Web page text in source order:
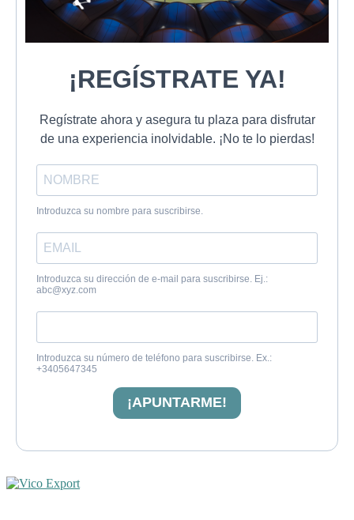
¡REGÍSTRATE YA!
Regístrate ahora y asegura tu plaza para disfrutar
de una experiencia inolvidable. ¡No te lo pierdas!
Introduzca su nombre para suscribirse.
Introduzca su dirección de e-mail para suscribirse. Ej.:
abc@xyz.com
Introduzca su número de teléfono para suscribirse. Ex.:
+3405647345
¡APUNTARME!